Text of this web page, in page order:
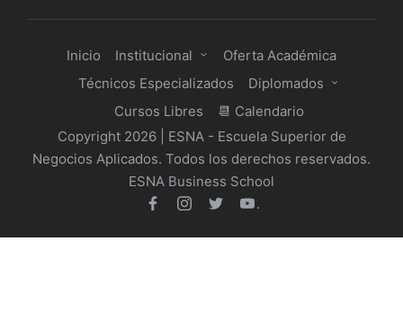
Inicio Institucional
Oferta Académica
Técnicos Especializados
Diplomados
Cursos Libres
📆 Calendario
Copyright 2026 | ESNA - Escuela Superior de
Negocios Aplicados. Todos los derechos reservados.
ESNA Business School
facebookInstagram
TwitterYoutube
.